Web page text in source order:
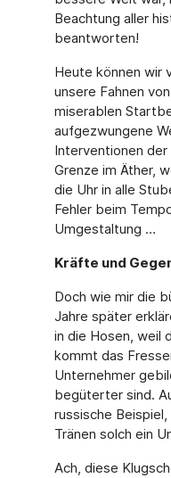
Beachtung aller
beantworten!
Heute können wir
unsere Fahnen
miserablen
aufgezwungene
Interventionen
Grenze im Äther,
die Uhr in alle
Fehler beim
Umgestaltung …
Kräfte und
Doch wie mir die
Jahre später
in die Hosen, weil
kommt das
Unternehmer
begüterter sind.
russische
Tränen solch ein
Ach, diese